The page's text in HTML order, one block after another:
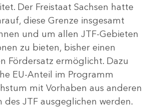
Der Freistaat Sachsen hatte
diese Grenze insgesamt
und um allen JTF-Gebieten
zu bieten, bisher einen
Fördersatz ermöglicht. Dazu
EU-Anteil im Programm
mit Vorhaben aus anderen
des JTF ausgeglichen werden.